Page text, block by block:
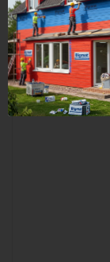
Alta umidità
rallentano